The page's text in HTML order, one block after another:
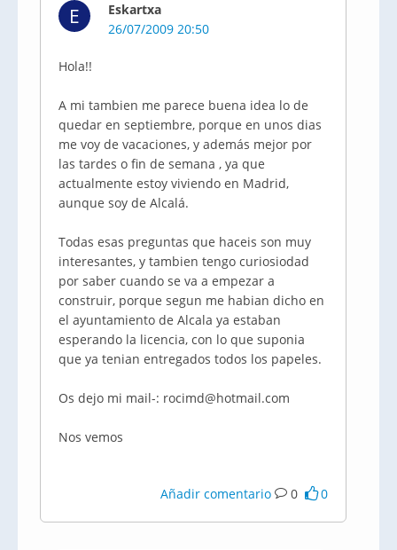
E
Eskartxa
26/07/2009 20:50
Hola!!
A mi tambien me parece buena idea lo de
quedar en septiembre, porque en unos dias
me voy de vacaciones, y además mejor por
las tardes o fin de semana , ya que
actualmente estoy viviendo en Madrid,
aunque soy de Alcalá.
Todas esas preguntas que haceis son muy
interesantes, y tambien tengo curiosiodad
por saber cuando se va a empezar a
construir, porque segun me habian dicho en
el ayuntamiento de Alcala ya estaban
esperando la licencia, con lo que suponia
que ya tenian entregados todos los papeles.
Os dejo mi mail-: rocimd@hotmail.com
Nos vemos
Añadir comentario 0 0